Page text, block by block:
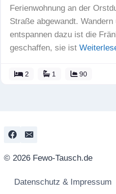
Ferienwohnung an der
Straße abgewandt.
entspannen dazu ist die
geschaffen, sie ist
2 1 90
© 2026 Fewo-Tausch.de
Datenschutz & Impressum